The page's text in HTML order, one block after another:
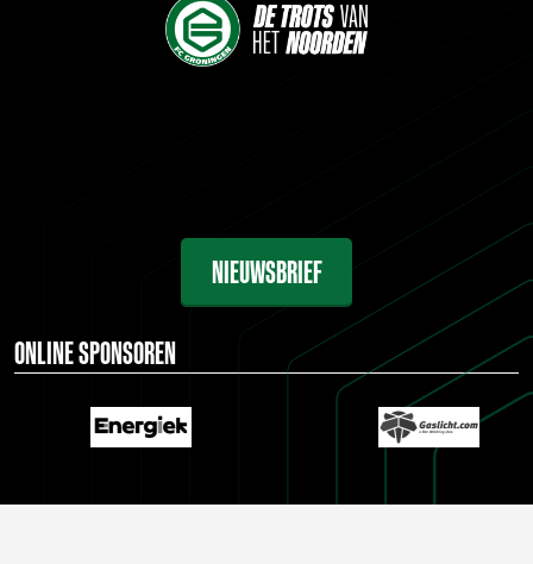
NIEUWSBRIEF
ONLINE SPONSOREN